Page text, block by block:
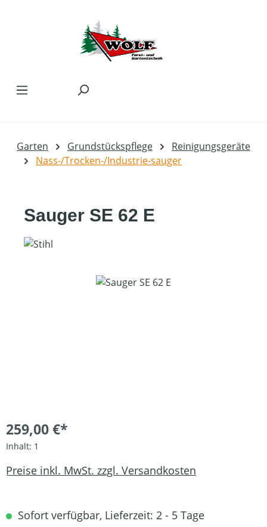
Garten Grundstückspflege
Reinigungsgeräte
Nass-/Trocken-/Industrie-sauger
Sauger SE 62 E
Bildergalerie überspringen
259,00 €*
Inhalt: 1
Preise inkl. MwSt. zzgl. Versandkosten
Sofort verfügbar, Lieferzeit: 2 - 5 Tage